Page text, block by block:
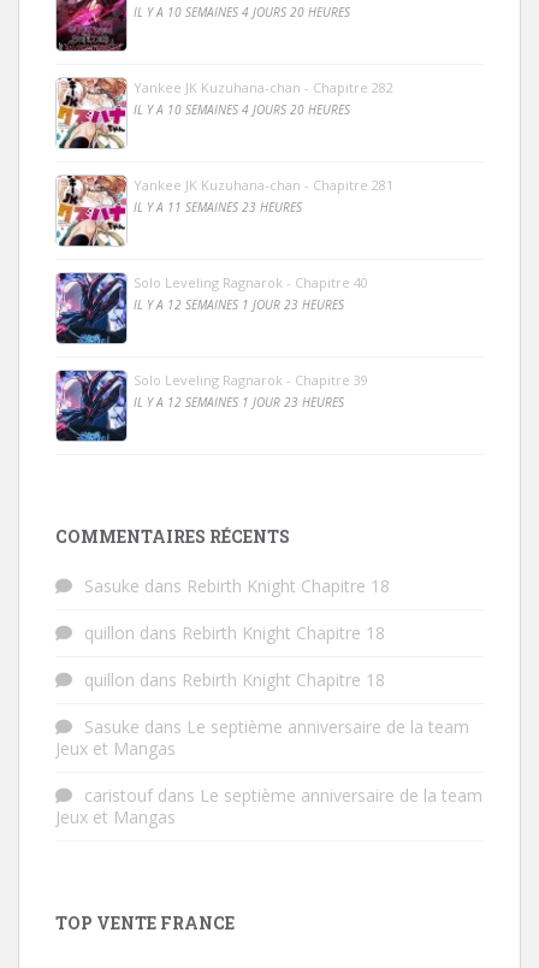
IL Y A 10 SEMAINES 4 JOURS 20 HEURES
Yankee JK Kuzuhana-chan - Chapitre 282
IL Y A 10 SEMAINES 4 JOURS 20 HEURES
Yankee JK Kuzuhana-chan - Chapitre 281
IL Y A 11 SEMAINES 23 HEURES
Solo Leveling Ragnarok - Chapitre 40
IL Y A 12 SEMAINES 1 JOUR 23 HEURES
Solo Leveling Ragnarok - Chapitre 39
IL Y A 12 SEMAINES 1 JOUR 23 HEURES
COMMENTAIRES RÉCENTS
Sasuke dans Rebirth Knight Chapitre 18
quillon dans Rebirth Knight Chapitre 18
quillon dans Rebirth Knight Chapitre 18
Sasuke dans Le septième anniversaire de la team
Jeux et Mangas
caristoufdans Le septième anniversaire de la team
Jeux et Mangas
TOP VENTE FRANCE